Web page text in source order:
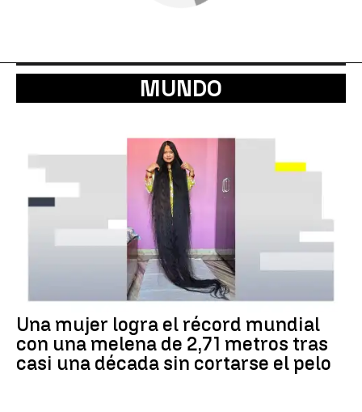
MUNDO
Una mujer logra el récord mundial
con una melena de 2,71 metros tras
casi una década sin cortarse el pelo